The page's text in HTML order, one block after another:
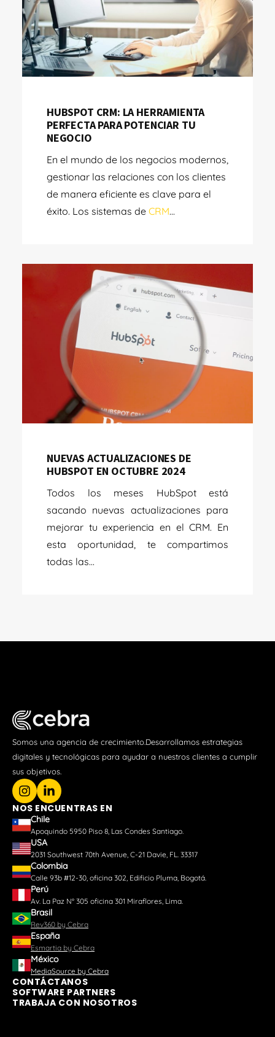
HUBSPOT CRM: LA HERRAMIENTA
PERFECTA PARA POTENCIAR TU
NEGOCIO
En el mundo de los negocios modernos,
gestionar las relaciones con los clientes
de manera eficiente es clave para el
éxito. Los sistemas de CRM...
NUEVAS ACTUALIZACIONES DE
HUBSPOT EN OCTUBRE 2024
Todos los meses HubSpot está
sacando nuevas actualizaciones para
mejorar tu experiencia en el CRM. En
esta oportunidad, te compartimos
todas las...
Somos una agencia de crecimiento.Desarrollamos estrategias
digitales y tecnológicas para ayudar a nuestros clientes a cumplir
sus objetivos.
NOS ENCUENTRAS EN
Chile
Apoquindo 5950 Piso 8, Las Condes Santiago.
USA
2031 Southwest 70th Avenue, C-21 Davie, FL. 33317
Colombia
Calle 93b #12-30, oficina 302, Edificio Pluma, Bogotá.
Perú
Av. La Paz N° 305 oficina 301 Miraflores, Lima.
Brasil
Rev360 by Cebra
España
Esmartia by Cebra
México
MediaSource by Cebra
CONTÁCTANOS
SOFTWARE PARTNERS
TRABAJA CON NOSOTROS